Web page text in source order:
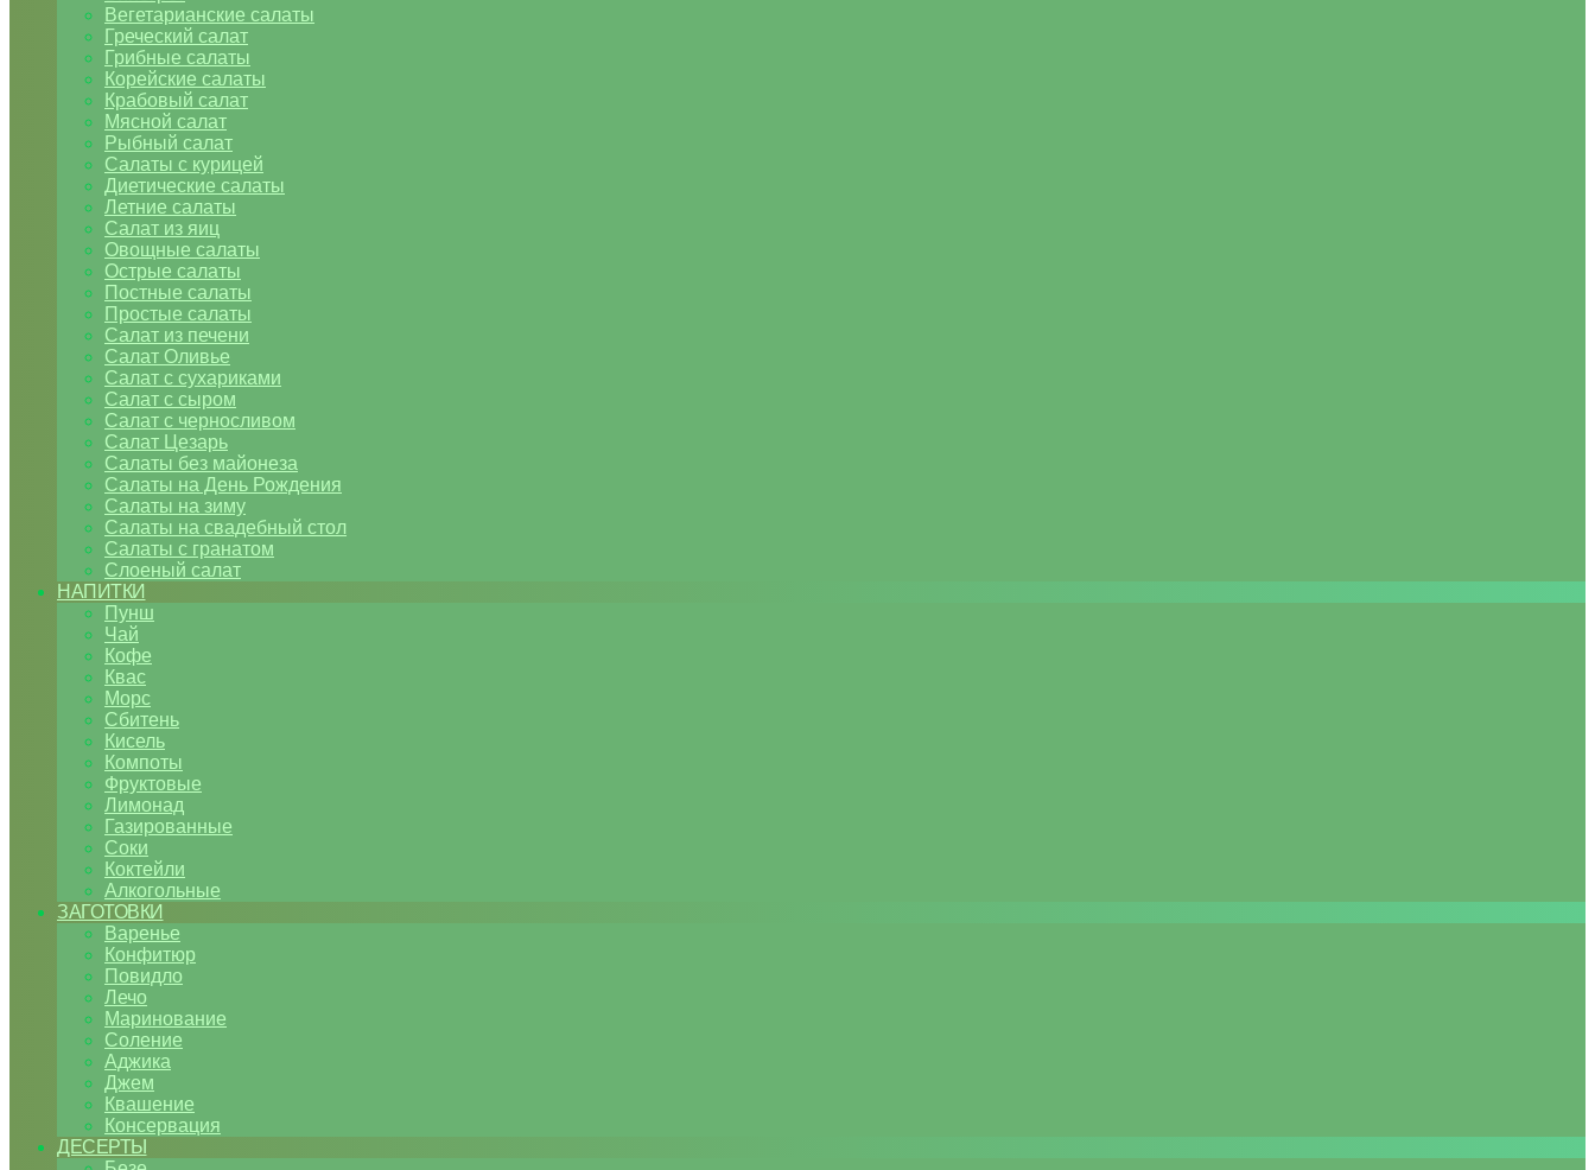
Вегетарианские салаты
Греческий салат
Грибные салаты
Корейские салаты
Крабовый салат
Мясной салат
Рыбный салат
Салаты с курицей
Диетические салаты
Летние салаты
Салат из яиц
Овощные салаты
Острые салаты
Постные салаты
Простые салаты
Салат из печени
Салат Оливье
Салат с сухариками
Салат с сыром
Салат с черносливом
Салат Цезарь
Салаты без майонеза
Салаты на День Рождения
Салаты на зиму
Салаты на свадебный стол
Салаты с гранатом
Слоеный салат
НАПИТКИ
Пунш
Чай
Кофе
Квас
Морс
Сбитень
Кисель
Компоты
Фруктовые
Лимонад
Газированные
Соки
Коктейли
Алкогольные
ЗАГОТОВКИ
Варенье
Конфитюр
Повидло
Лечо
Маринование
Соление
Аджика
Джем
Квашение
Консервация
ДЕСЕРТЫ